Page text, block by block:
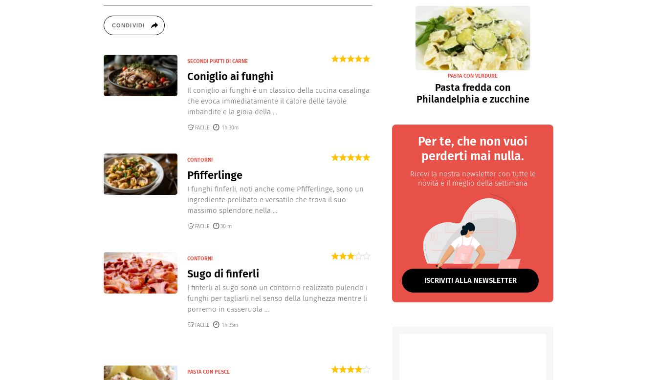
pugno di farina, mescolando il tutto. Una volta tirati fuori con un mestolo,
dovrebbero essere perfettamente puliti.
CONDIVIDI
SECONDI PIATTI DI CARNE
Coniglio ai funghi
Il coniglio ai funghi è un classico della cucina casalinga
che evoca immediatamente il calore delle tavole
imbandite e la gioia della ...
FACILE 1h 30m
CONTORNI
Pfifferlinge
I funghi finferli, noti anche come Pfifferlinge, sono un
ingrediente prelibato e versatile che trova il suo
massimo splendore nella ...
FACILE 30 m
CONTORNI
Sugo di finferli
I finferli al sugo sono un contorno realizzato pulendo i
funghi per tagliarli nel senso della lunghezza mentre li
porremo in casseruola ...
FACILE 1h 35m
PASTA CON PESCE
PASTA CON VERDURE
Pasta fredda con
Philandelphia e zucchine
Per te, che non vuoi
perderti mai nulla.
Ricevi la nostra newsletter con tutte le
novità e il meglio della settimana
ISCRIVITI ALLA NEWSLETTER